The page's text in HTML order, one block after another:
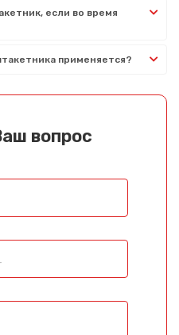
если во время
применяется?
вопрос